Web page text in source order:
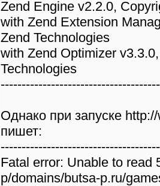
Zend Engine v2.2.0,
with Zend Extension
Zend Technologies
with Zend Optimizer
Technologies
Однако при запуске
пишет:
Fatal error: Unable to read
p/domains/butsa-p.ru/